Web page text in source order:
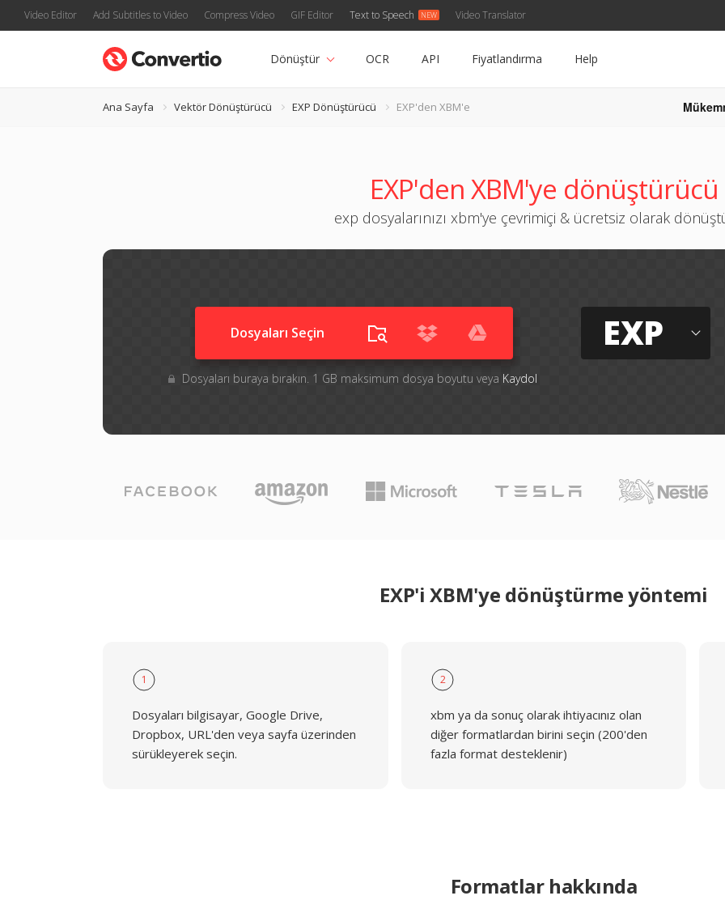
Video Editor Add Subtitles to Video Compress Video GIF Editor Text to Speech Video Translator
Dönüştür OCR API Fiyatlandırma Help
Ana Sayfa Vektör Dönüştürücü EXP Dönüştürücü EXP'den XBM'e
EXP'den XBM'ye dönüştürücü
exp dosyalarınızı xbm'ye çevrimiçi & ücretsiz olarak
Dosyaları Seçin
Dosyaları buraya bırakın. 1 GB maksimum dosya boyutu veya Kaydol
EXP
EXP'i XBM'ye dönüştürme yöntemi
1
Dosyaları bilgisayar, Google Drive,
Dropbox, URL'den veya sayfa üzerinden
sürükleyerek seçin.
2
xbm ya da sonuç olarak ihtiyacınız olan
diğer formatlardan birini seçin (200'den
fazla format desteklenir)
Formatlar hakkında